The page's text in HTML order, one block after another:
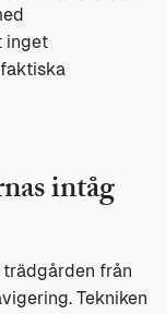
inget
faktiska
intåg
från
Tekniken